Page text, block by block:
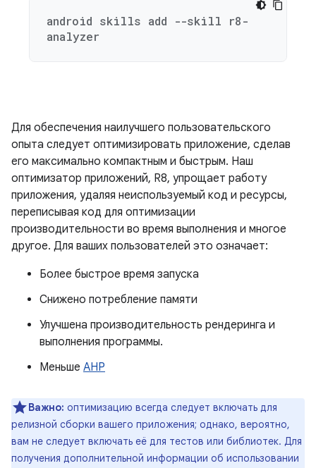
android skills add --skill r8-
analyzer
Для обеспечения наилучшего пользовательского
опыта следует оптимизировать приложение, сделав
его максимально компактным и быстрым. Наш
оптимизатор приложений, R8, упрощает работу
приложения, удаляя неиспользуемый код и ресурсы,
переписывая код для оптимизации
производительности во время выполнения и многое
другое. Для ваших пользователей это означает:
Более быстрое время запуска
Снижено потребление памяти
Улучшена производительность рендеринга и
выполнения программы.
Меньше АНР
Важно: оптимизацию всегда следует включать для
релизной сборки вашего приложения; однако, вероятно,
вам не следует включать её для тестов или библиотек. Для
получения дополнительной информации об использовании